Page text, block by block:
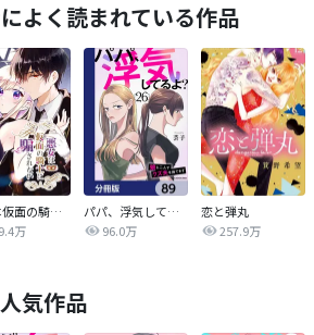
よく読まれている作品
悪女は仮面の騎士に騙されない
万
パパ、浮気してるよ？娘と二人でクズ夫を捨てます【分冊版】
96.0万
恋と弾丸
257.9万
気作品